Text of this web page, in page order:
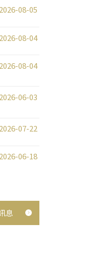
2026-08-05
2026-08-04
2026-08-04
2026-06-03
2026-07-22
2026-06-18
息